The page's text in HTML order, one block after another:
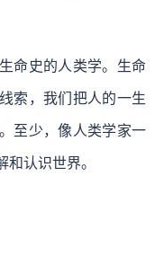
命史的人类学。 生命
索，我们把人的一生
至少，像人类学家一
认识世界。